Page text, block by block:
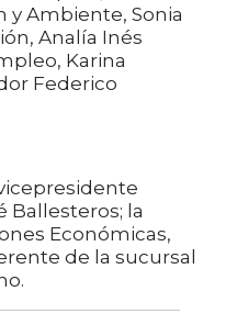
y Ambiente, Sonia
Analía Inés
Karina
Federico
Ballesteros; la
Económicas,
de la sucursal